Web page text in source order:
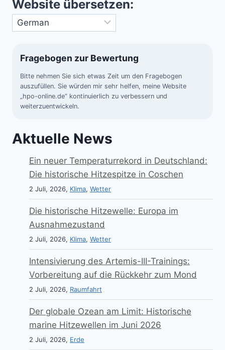
Website übersetzen:
Fragebogen zur Bewertung
Bitte nehmen Sie sich etwas Zeit um den Fragebogen
auszufüllen. Sie würden mir sehr helfen, meine Website
„hpo-online.de“ kontinuierlich zu verbessern und
weiterzuentwickeln.
Aktuelle News
Ein neuer Temperaturrekord in Deutschland:
Die historische Hitzespitze in Coschen
2 Juli, 2026, Klima, Wetter
Die historische Hitzewelle: Europa im
Ausnahmezustand
2 Juli, 2026, Klima, Wetter
Intensivierung des Artemis-III-Trainings:
Vorbereitung auf die Rückkehr zum Mond
2 Juli, 2026, Raumfahrt
Der globale Ozean am Limit: Historische
marine Hitzewellen im Juni 2026
2 Juli, 2026, Erde